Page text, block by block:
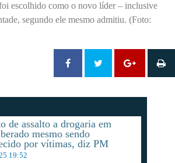
escolhido como o novo líder – inclusive
segundo ele mesmo admitiu. (Foto:
de assalto a drogaria em
mesmo sendo
por vítimas, diz PM
19:52